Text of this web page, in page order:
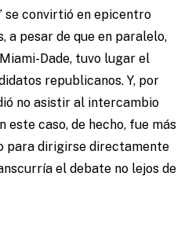
se convirtió en epicentro
a pesar de que en paralelo,
Dade, tuvo lugar el
republicanos. Y, por
no asistir al intercambio
este caso, de hecho, fue más
para dirigirse directamente
el debate no lejos de